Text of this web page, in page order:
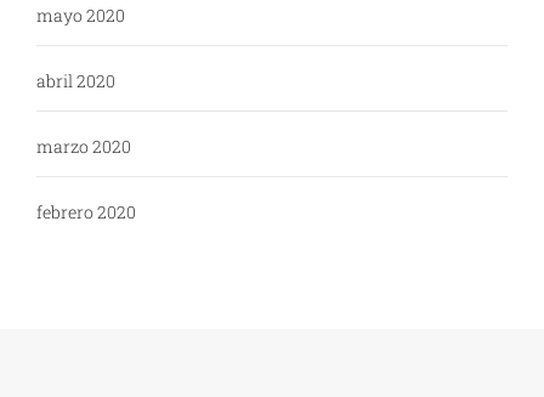
mayo 2020
abril 2020
marzo 2020
febrero 2020